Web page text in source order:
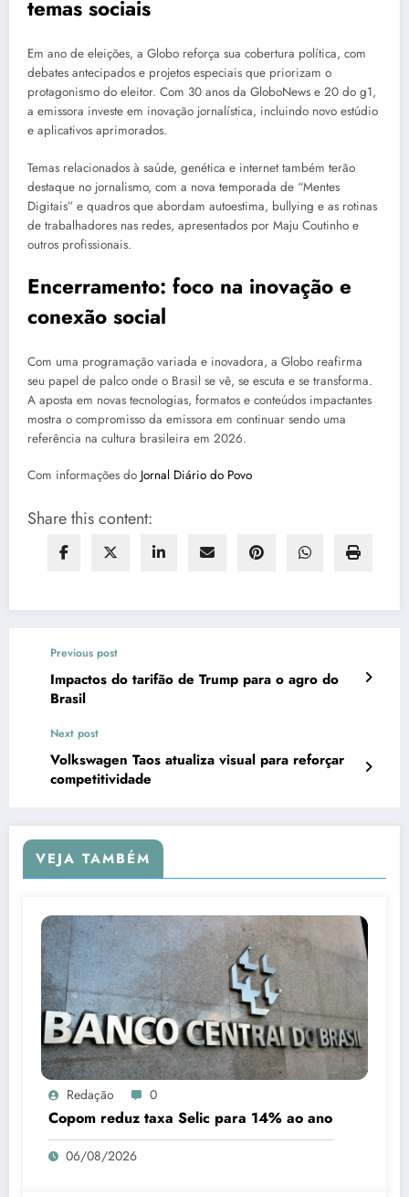
temas sociais
Em ano de eleições, a Globo reforça sua cobertura política, com
debates antecipados e projetos especiais que priorizam o
protagonismo do eleitor. Com 30 anos da GloboNews e 20 do g1,
a emissora investe em inovação jornalística, incluindo novo estúdio
e aplicativos aprimorados.
Temas relacionados à saúde, genética e internet também terão
destaque no jornalismo, com a nova temporada de “Mentes
Digitais” e quadros que abordam autoestima, bullying e as rotinas
de trabalhadores nas redes, apresentados por Maju Coutinho e
outros profissionais.
Encerramento: foco na inovação e
conexão social
Com uma programação variada e inovadora, a Globo reafirma
seu papel de palco onde o Brasil se vê, se escuta e se transforma.
A aposta em novas tecnologias, formatos e conteúdos impactantes
mostra o compromisso da emissora em continuar sendo uma
referência na cultura brasileira em 2026.
Com informações do Jornal Diário do Povo
Share this content:
Previous post
Impactos do tarifão de Trump para o agro do
Brasil
Next post
Volkswagen Taos atualiza visual para reforçar
competitividade
VEJA TAMBÉM
Redação 0
Copom reduz taxa Selic para 14% ao ano
06/08/2026